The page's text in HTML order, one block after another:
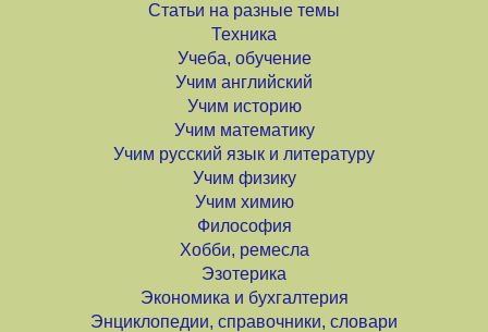
Статьи на разные темы
Техника
Учеба, обучение
Учим английский
Учим историю
Учим математику
Учим русский язык и литературу
Учим физику
Учим химию
Философия
Хобби, ремесла
Эзотерика
Экономика и бухгалтерия
Энциклопедии, справочники, словари